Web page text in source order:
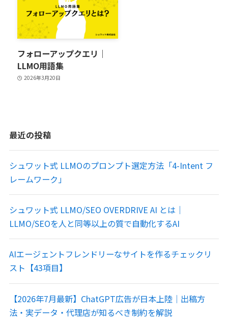
フォローアップクエリ｜
LLMO用語集
2026年3月20日
最近の投稿
シュワット式 LLMOのプロンプト選定方法「4-Intent フ
レームワーク」
シュワット式 LLMO/SEO OVERDRIVE AI とは｜
LLMO/SEOを人と同等以上の質で自動化するAI
AIエージェントフレンドリーなサイトを作るチェックリ
スト【43項目】
【2026年7月最新】ChatGPT広告が日本上陸｜出稿方
法・実データ・代理店が知るべき制約を解説